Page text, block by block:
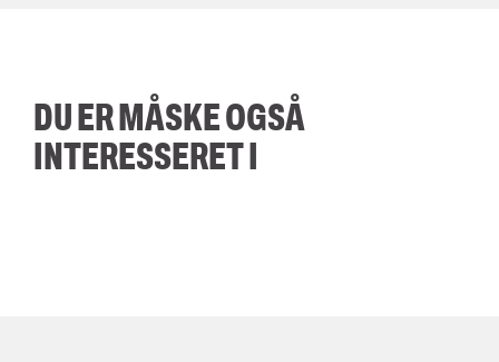
DU ER MÅSKE OGSÅ
INTERESSERET I